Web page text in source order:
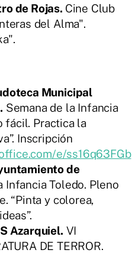
de Rojas. Cine Club
del Alma".
Municipal
Semana de la Infancia
fácil. Practica la
Inscripción
e/ss16q63FGb
de
Infancia Toledo. Pleno
“Pinta y colorea,
Azarquiel. VI
DE TERROR.